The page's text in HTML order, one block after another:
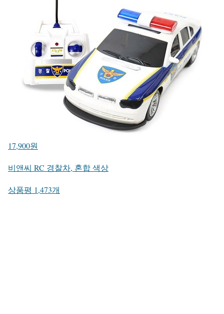
17,900원
비앤씨 RC 경찰차, 혼합 색상
상품평 1,473개